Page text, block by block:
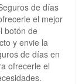
de días
el mejor
botón de
y envie la
de días en
ofrecerle el